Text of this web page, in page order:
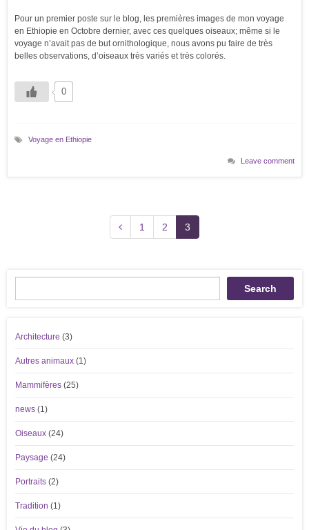
Pour un premier poste sur le blog, les premières images de mon voyage
en Ethiopie en Octobre dernier, avec ces quelques oiseaux; même si le
voyage n’avait pas de but ornithologique, nous avons pu faire de très
belles observations, d’oiseaux très variés et très colorés.
0
Voyage en Ethiopie
Leave comment
1 2 3
Search
Architecture (3)
Autres animaux (1)
Mammifères (25)
news (1)
Oiseaux (24)
Paysage (24)
Portraits (2)
Tradition (1)